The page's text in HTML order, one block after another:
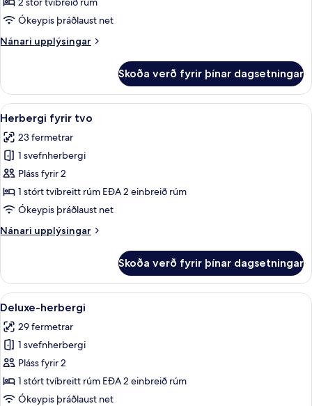
Ókeypis þráðlaust net
Nánari upplýsingar
Nánari
-
borgarsýn
Skoða verð fyrir þínar dagsetningar
Skoða
allar
myndir
fyrir
Herbergi
fyrir
tvo
Herbergi fyrir tvo | Rúmföt úr
6
Herbergi fyrir tvo
23 fermetrar
1 svefnherbergi
Pláss fyrir 2
1 stórt tvíbreitt rúm EÐA 2 einbreið rúm
Ókeypis þráðlaust net
Nánari upplýsingar
Nánari
fyrir
tvo
Skoða verð fyrir þínar dagsetningar
Skoða
allar
myndir
fyrir
Deluxe-
herbergi
Deluxe-herbergi | Rúmföt úr
6
Deluxe-herbergi
29 fermetrar
1 svefnherbergi
Pláss fyrir 2
1 stórt tvíbreitt rúm EÐA 2 einbreið rúm
Ókeypis þráðlaust net